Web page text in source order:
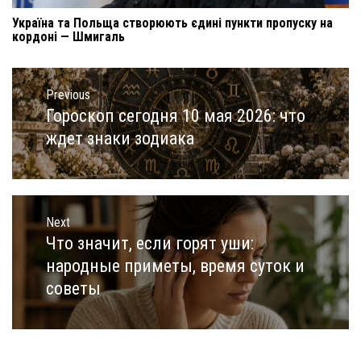
Україна та Польща створюють єдині пункти пропуску на
кордоні — Шмигаль
Навигация
по
записям
Previous
Previous
post:
Гороскоп сегодня 10 мая 2026: что
ждет знаки зодиака
Next
Next
post:
Что значит, если горят уши:
народные приметы, время суток и
советы